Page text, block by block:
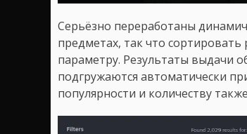
Серьёзно переработаны
предметах, так что
параметру. Результаты выдачи
подгружаются автоматически
популярности и количеству